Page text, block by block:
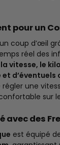
pour un
coup d’œil
réel des
la vitesse, le
d’éventuels
une
sur
avec des
est équipé